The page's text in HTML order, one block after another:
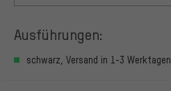
Ausführungen:
schwarz, Versand in 1-3 Werktagen